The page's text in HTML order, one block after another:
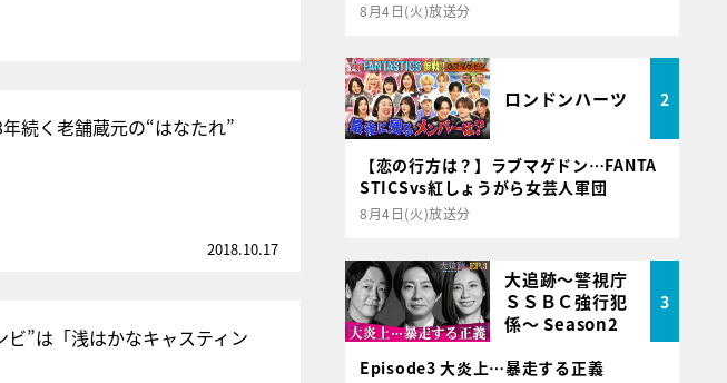
続く老舗蔵元の“はなたれ”
2018.10.17
”は「浅はかなキャスティン
8月4日(火)放送分
ロンドンハーツ 2
【恋の行方は？】ラブマゲドン…FANTA
STICSvs紅しょうがら女芸人軍団
8月4日(火)放送分
大追跡～警視庁
ＳＳＢＣ強行犯
係～ Season2
3
Episode3 大炎上…暴走する正義